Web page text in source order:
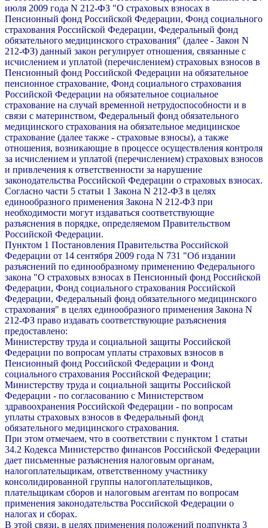
июля 2009 года N 212-ФЗ "О страховых взносах в
Пенсионный фонд Российской Федерации, Фонд социального
страхования Российской Федерации, Федеральный фонд
обязательного медицинского страхования" (далее - Закон N
212-ФЗ) данный закон регулирует отношения, связанные с
исчислением и уплатой (перечислением) страховых взносов в
Пенсионный фонд Российской Федерации на обязательное
пенсионное страхование, Фонд социального страхования
Российской Федерации на обязательное социальное
страхование на случай временной нетрудоспособности и в
связи с материнством, Федеральный фонд обязательного
медицинского страхования на обязательное медицинское
страхование (далее также - страховые взносы), а также
отношения, возникающие в процессе осуществления контроля
за исчислением и уплатой (перечислением) страховых взносов
и привлечения к ответственности за нарушение
законодательства Российской Федерации о страховых взносах.
Согласно части 5 статьи 1 Закона N 212-ФЗ в целях
единообразного применения Закона N 212-ФЗ при
необходимости могут издаваться соответствующие
разъяснения в порядке, определяемом Правительством
Российской Федерации.
Пунктом 1 Постановления Правительства Российской
Федерации от 14 сентября 2009 года N 731 "Об издании
разъяснений по единообразному применению Федерального
закона "О страховых взносах в Пенсионный фонд Российской
Федерации, Фонд социального страхования Российской
Федерации, Федеральный фонд обязательного медицинского
страхования" в целях единообразного применения Закона N
212-ФЗ право издавать соответствующие разъяснения
предоставлено:
Министерству труда и социальной защиты Российской
Федерации по вопросам уплаты страховых взносов в
Пенсионный фонд Российской Федерации и Фонд
социального страхования Российской Федерации;
Министерству труда и социальной защиты Российской
Федерации - по согласованию с Министерством
здравоохранения Российской Федерации - по вопросам
уплаты страховых взносов в Федеральный фонд
обязательного медицинского страхования.
При этом отмечаем, что в соответствии с пунктом 1 статьи
34.2 Кодекса Министерство финансов Российской Федерации
дает письменные разъяснения налоговым органам,
налогоплательщикам, ответственному участнику
консолидированной группы налогоплательщиков,
плательщикам сборов и налоговым агентам по вопросам
применения законодательства Российской Федерации о
налогах и сборах.
В этой связи, в целях применения положений подпункта 3